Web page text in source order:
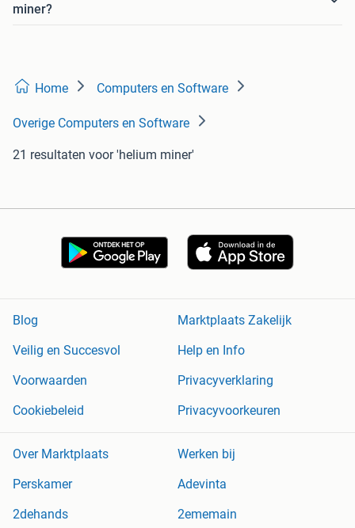
miner?
Home Computers en Software
Overige Computers en Software
21 resultaten voor 'helium miner'
Blog
Marktplaats Zakelijk
Veilig en Succesvol
Help en Info
Voorwaarden
Privacyverklaring
Cookiebeleid
Privacyvoorkeuren
Over Marktplaats
Werken bij
Perskamer
Adevinta
2dehands
2ememain